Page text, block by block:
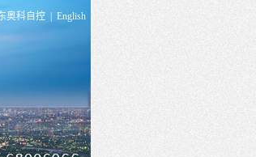
奥科自控 English